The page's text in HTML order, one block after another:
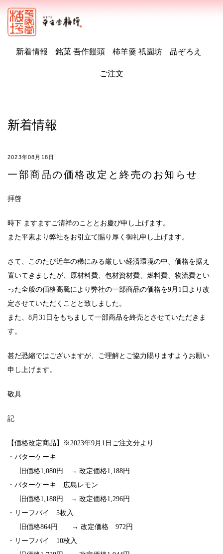
新着情報 銘菓 吾作饅頭 柿羊羹 祇園坊 品ぞろえ
ご注文
新着情報
2023年08月18日
一部商品の価格改定と終売のお知らせ
拝啓
時下 ますますご清祥のこととお慶び申し上げます。
また平素より弊社をお引立て賜り厚く御礼申し上げます。
さて、このたび近年の稀にみる厳しい経済環境の中、価格を据え
置いてきましたが、原材料費、包材資材費、燃料費、物流費とい
った全般の価格高騰により弊社の一部商品の価格を9月1日より改
定させていただくことと致しました。
また、8月31日をもちまして一部商品を終売とさせていただきま
す。
甚だ恐縮ではございますが、ご理解とご協力賜りますようお願い
申し上げます。
敬具
記
【価格改定商品】※2023年9月1日ご注文分より
・バターケーキ
⠀ 旧価格1,080円 → 改定価格1,188円
・バターケーキ 広島レモン
⠀ 旧価格1,188円 → 改定価格1,296円
・リーフパイ 5枚入
⠀ 旧価格864円 → 改定価格 972円
・リーフパイ 10枚入